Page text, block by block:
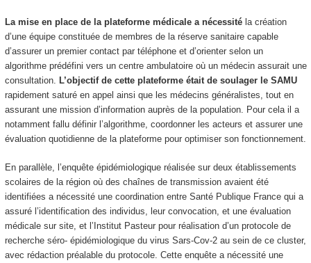
La mise en place de la plateforme médicale a nécessitéla création
d’une équipe constituée de membres de la réserve sanitaire capable
d’assurer un premier contact par téléphone et d’orienter selon un
algorithme prédéfini vers un centre ambulatoire où un médecin assurait une
consultation. L’objectif de cette plateforme était de soulager le SAMU
rapidement saturé en appel ainsi que les médecins généralistes, tout en
assurant une mission d’information auprès de la population. Pour cela il a
notamment fallu définir l’algorithme, coordonner les acteurs et assurer une
évaluation quotidienne de la plateforme pour optimiser son fonctionnement.
En parallèle, l’enquête épidémiologique réalisée sur deux établissements
scolaires de la région où des chaînes de transmission avaient été
identifiées a nécessité une coordination entre Santé Publique France qui a
assuré l’identification des individus, leur convocation, et une évaluation
médicale sur site, et l’Institut Pasteur pour réalisation d’un protocole de
recherche séro- épidémiologique du virus Sars-Cov-2 au sein de ce cluster,
avec rédaction préalable du protocole. Cette enquête a nécessité une